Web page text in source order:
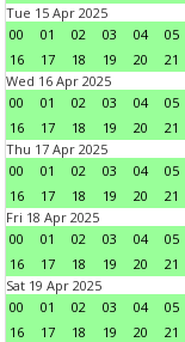
Tue 15 Apr 2025
00
01 02 03 04 05
16
17 18 19 20 21
Wed 16 Apr 2025
00
01 02 03 04 05
16
17 18 19 20 21
Thu 17 Apr 2025
00
01 02 03 04 05
16
17 18 19 20 21
Fri 18 Apr 2025
00
01 02 03 04 05
16
17 18 19 20 21
Sat 19 Apr 2025
00
01 02 03 04 05
16
17 18 19 20 21